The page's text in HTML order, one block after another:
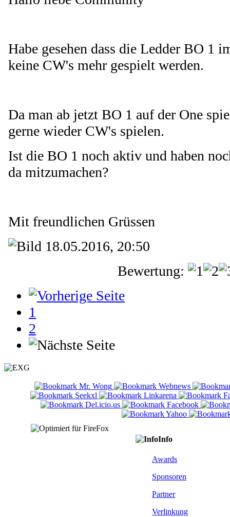
Habe gesehen dass die Ledder BO 1
keine CW's mehr gespielt werden.
Da man ab jetzt BO 1 auf der One
gerne wieder CW's spielen.
Ist die BO 1 noch aktiv und haben
da mitzumachen?
Mit freundlichen Grüssen
18.05.2016, 20:50
Bewertung:
1
2
Info
Awards
Sponsoren
Partner
Verlinkung